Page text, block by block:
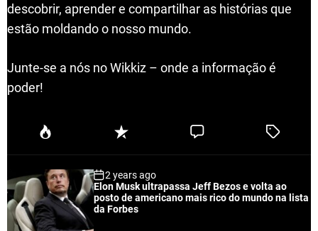
descobrir, aprender e compartilhar as histórias que
estão moldando o nosso mundo.
Junte-se a nós no Wikkiz – onde a informação é
poder!
P
u
a
r
R
e
n
t
C
e
T
e
2 years ago
Elon Musk ultrapassa Jeff Bezos e volta ao
posto de americano mais rico do mundo na lista
da Forbes